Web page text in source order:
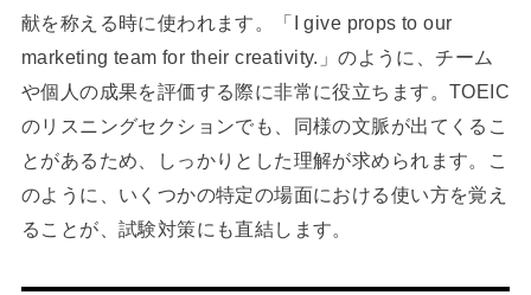
献を称える時に使われます。「I give props to our
marketing team for their creativity.」のように、チーム
や個人の成果を評価する際に非常に役立ちます。TOEIC
のリスニングセクションでも、同様の文脈が出てくるこ
とがあるため、しっかりとした理解が求められます。こ
のように、いくつかの特定の場面における使い方を覚え
ることが、試験対策にも直結します。